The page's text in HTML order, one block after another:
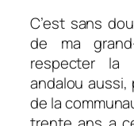
C’est sans
de ma
respecter la
andalou
de la